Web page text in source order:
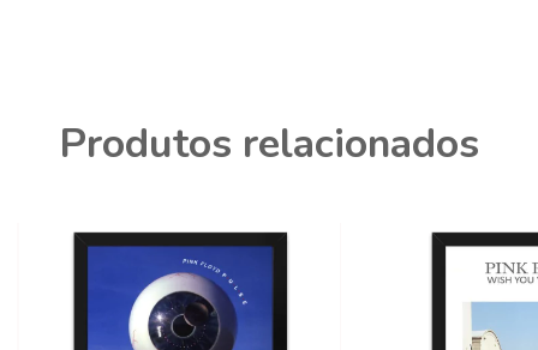
Produtos relacionados